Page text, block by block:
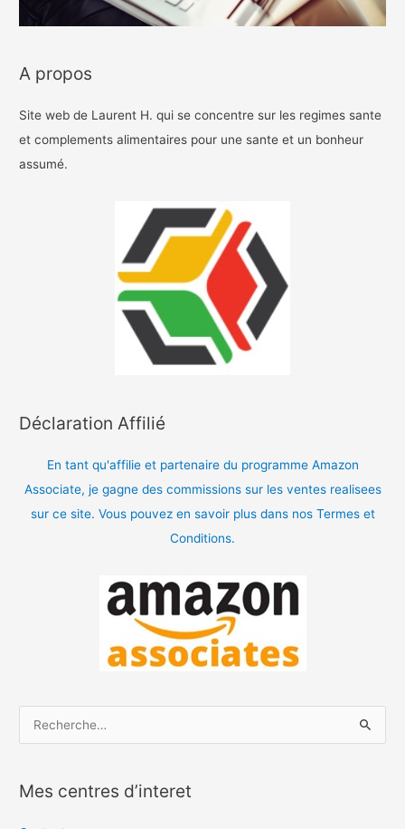
A propos
Site web de Laurent H. qui se concentre sur les regimes sante
et complements alimentaires pour une sante et un bonheur
assumé.
Déclaration Affilié
En tant qu'affilie et partenaire du programme Amazon
Associate, je gagne des commissions sur les ventes realisees
sur ce site. Vous pouvez en savoir plus dans nos Termes et
Conditions.
h
Mes centres d’interet